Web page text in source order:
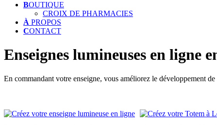
BOUTIQUE
CROIX DE PHARMACIES
À PROPOS
CONTACT
Enseignes lumineuses en ligne
En commandant votre enseigne, vous améliorez le développement